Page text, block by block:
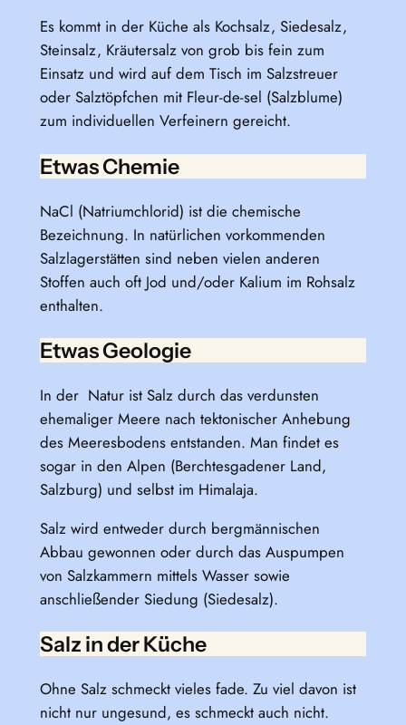
Es kommt in der Küche als Kochsalz, Siedesalz,
Steinsalz, Kräutersalz von grob bis fein zum
Einsatz und wird auf dem Tisch im Salzstreuer
oder Salztöpfchen mit Fleur-de-sel (Salzblume)
zum individuellen Verfeinern gereicht.
Etwas Chemie
NaCl (Natriumchlorid) ist die chemische
Bezeichnung. In natürlichen vorkommenden
Salzlagerstätten sind neben vielen anderen
Stoffen auch oft Jod und/oder Kalium im Rohsalz
enthalten.
Etwas Geologie
In der Natur ist Salz durch das verdunsten
ehemaliger Meere nach tektonischer Anhebung
des Meeresbodens entstanden. Man findet es
sogar in den Alpen (Berchtesgadener Land,
Salzburg) und selbst im Himalaja.
Salz wird entweder durch bergmännischen
Abbau gewonnen oder durch das Auspumpen
von Salzkammern mittels Wasser sowie
anschließender Siedung (Siedesalz).
Salz in der Küche
Ohne Salz schmeckt vieles fade. Zu viel davon ist
nicht nur ungesund, es schmeckt auch nicht.